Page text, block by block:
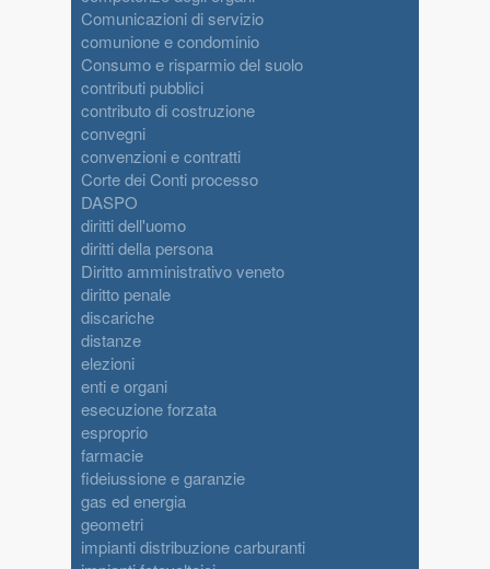
Comunicazioni di servizio
comunione e condominio
Consumo e risparmio del suolo
contributi pubblici
contributo di costruzione
convegni
convenzioni e contratti
Corte dei Conti processo
DASPO
diritti dell'uomo
diritti della persona
Diritto amministrativo veneto
diritto penale
discariche
distanze
elezioni
enti e organi
esecuzione forzata
esproprio
farmacie
fideiussione e garanzie
gas ed energia
geometri
impianti distribuzione carburanti